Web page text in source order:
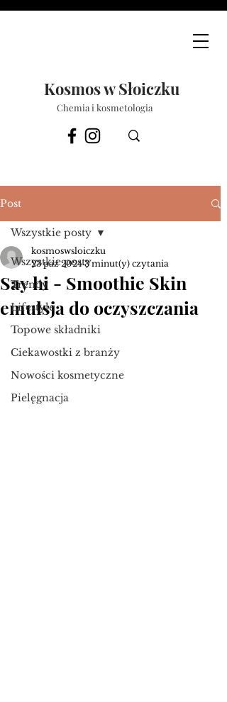
Kosmos w Słoiczku
Chemia i kosmetologia
Post
Wszystkie posty
Trendy
Lifestyle
Topowe składniki
Ciekawostki z branży
Nowości kosmetyczne
Pielęgnacja
Wszystkie posty
Say hi - Smoothie Skin
emulsja do oczyszczania
kosmoswsloiczku
23 paź 2024 3 minut(y) czytania